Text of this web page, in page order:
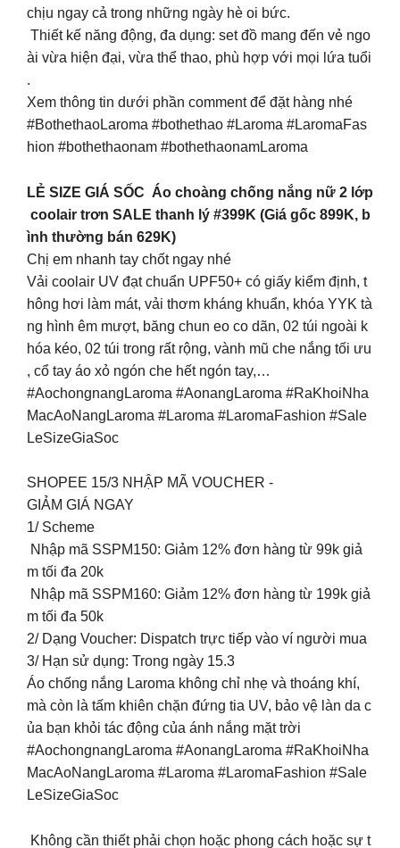
chịu ngay cả trong những ngày hè oi bức.
Thiết kế năng động, đa dụng: set đồ mang đến vẻ ngo
ài vừa hiện đại, vừa thể thao, phù hợp với mọi lứa tuổi
.
Xem thông tin dưới phần comment để đặt hàng nhé
#BothethaoLaroma #bothethao #Laroma #LaromaFas
hion #bothethaonam #bothethaonamLaroma
LẺ SIZE GIÁ SỐC Áo choàng chống nắng nữ 2 lớp
coolair trơn SALE thanh lý #399K (Giá gốc 899K, b
ình thường bán 629K)
Chị em nhanh tay chốt ngay nhé
Vải coolair UV đạt chuẩn UPF50+ có giấy kiểm định, t
hông hơi làm mát, vải thơm kháng khuẩn, khóa YYK tà
ng hình êm mượt, băng chun eo co dãn, 02 túi ngoài k
hóa kéo, 02 túi trong rất rộng, vành mũ che nắng tối ưu
, cổ tay áo xỏ ngón che hết ngón tay,…
#AochongnangLaroma #AonangLaroma #RaKhoiNha
MacAoNangLaroma #Laroma #LaromaFashion #Sale
LeSizeGiaSoc
SHOPEE 15/3 NHẬP MÃ VOUCHER -
GIẢM GIÁ NGAY
1/ Scheme
Nhập mã SSPM150: Giảm 12% đơn hàng từ 99k giả
m tối đa 20k
Nhập mã SSPM160: Giảm 12% đơn hàng từ 199k giả
m tối đa 50k
2/ Dạng Voucher: Dispatch trực tiếp vào ví người mua
3/ Hạn sử dụng: Trong ngày 15.3
Áo chống nắng Laroma không chỉ nhẹ và thoáng khí,
mà còn là tấm khiên chặn đứng tia UV, bảo vệ làn da c
ủa bạn khỏi tác động của ánh nắng mặt trời
#AochongnangLaroma #AonangLaroma #RaKhoiNha
MacAoNangLaroma #Laroma #LaromaFashion #Sale
LeSizeGiaSoc
Không cần thiết phải chọn hoặc phong cách hoặc sự t